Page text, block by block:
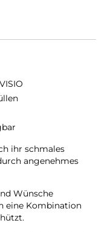
ihr schmales
angenehmes
Wünsche
eine Kombination